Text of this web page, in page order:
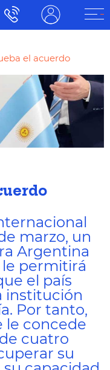
el acuerdo
marzo, un
Argentina
permitirá
el país
institución
Por tanto,
le concede
cuatro
su